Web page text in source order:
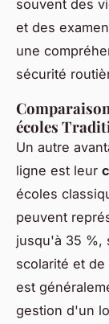
souvent des
et des
une
sécurité
écoles
Un autre
ligne est leur
écoles
peuvent
jusqu'à 35 %,
scolarité et
est
gestion d'un